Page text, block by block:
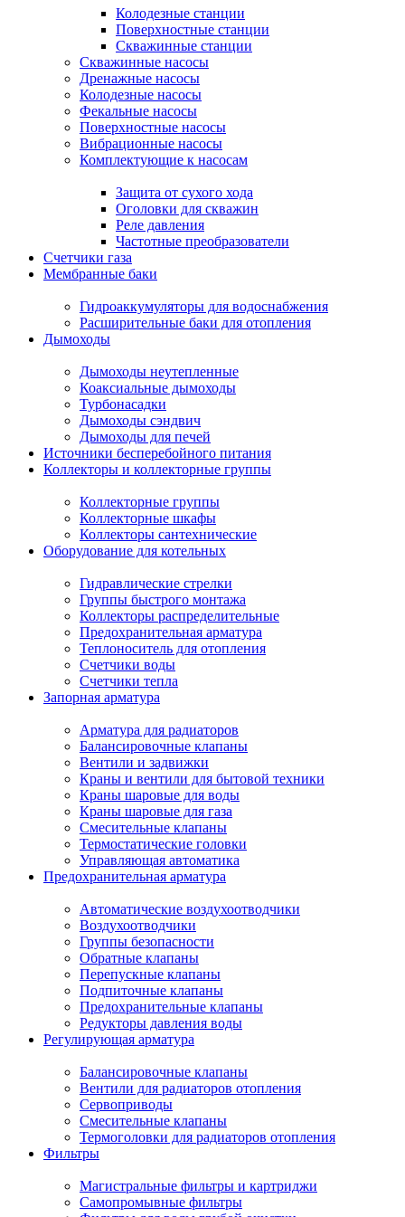
Колодезные станции
Поверхностные станции
Скважинные станции
Скважинные насосы
Дренажные насосы
Колодезные насосы
Фекальные насосы
Поверхностные насосы
Вибрационные насосы
Комплектующие к насосам
Защита от сухого хода
Оголовки для скважин
Реле давления
Частотные преобразователи
Счетчики газа
Мембранные баки
Гидроаккумуляторы для водоснабжения
Расширительные баки для отопления
Дымоходы
Дымоходы неутепленные
Коаксиальные дымоходы
Турбонасадки
Дымоходы сэндвич
Дымоходы для печей
Источники бесперебойного питания
Коллекторы и коллекторные группы
Коллекторные группы
Коллекторные шкафы
Коллекторы сантехнические
Оборудование для котельных
Гидравлические стрелки
Группы быстрого монтажа
Коллекторы распределительные
Предохранительная арматура
Теплоноситель для отопления
Счетчики воды
Счетчики тепла
Запорная арматура
Арматура для радиаторов
Балансировочные клапаны
Вентили и задвижки
Краны и вентили для бытовой техники
Краны шаровые для воды
Краны шаровые для газа
Смесительные клапаны
Термостатические головки
Управляющая автоматика
Предохранительная арматура
Автоматические воздухоотводчики
Воздухоотводчики
Группы безопасности
Обратные клапаны
Перепускные клапаны
Подпиточные клапаны
Предохранительные клапаны
Редукторы давления воды
Регулирующая арматура
Балансировочные клапаны
Вентили для радиаторов отопления
Сервоприводы
Смесительные клапаны
Термоголовки для радиаторов отопления
Фильтры
Магистральные фильтры и картриджи
Самопромывные фильтры